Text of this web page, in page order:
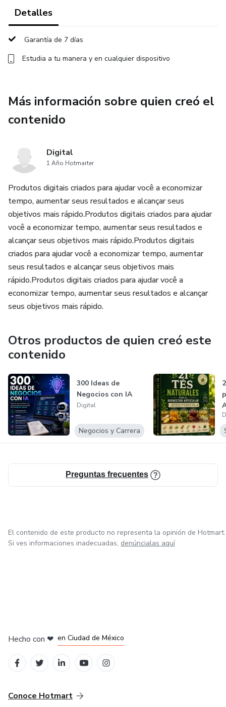
✅ Plantillas listas de propuesta comercial y contrato de
servicios para clientes.
✅ Guía de precios adaptada al mercado LATAM para que
✅ Casos prácticos reales: qué dashboards tienen más
demanda en empresas pequeñas y medianas.
mensajes listos para contactar clientes por WhatsApp y
LinkedIn.
Este no es un curso más: es la oportunidad de convertir lo
que ya aprendiste en Dashboards en Minutos en dinero
extra real 💵.
🌎 El mercado latino está lleno de negocios que necesitan
dashboards profesionales y no cuentan con un analista de
datos interno. Esa es tu oportunidad para ofrecer un
servicio rápido, accesible y de alto impacto.
Y lo mejor: no necesitas ser un experto. Con las plantillas y
empaquetar y entregar tu servicio como un profesional.
👉 Acceso inmediato, pago único y garantía de 30 días.
Si después de probarlo sientes que no es para ti,
simplemente nos escribes y te devolvemos el 100% de
tu inversión.
Detalles
Garantía de 7 días
Estudia a tu manera y en cualquier dispositivo
Más información sobre quien creó el
contenido
Digital
1 Año Hotmarter
Produtos digitais criados para ajudar você a economizar
tempo, aumentar seus resultados e alcançar seus
objetivos mais rápido.Produtos digitais criados para ajudar
você a economizar tempo, aumentar seus resultados e
alcançar seus objetivos mais rápido.Produtos digitais
criados para ajudar você a economizar tempo, aumentar
seus resultados e alcançar seus objetivos mais
rápido.Produtos digitais criados para ajudar você a
economizar tempo, aumentar seus resultados e alcançar
seus objetivos mais rápido.
Otros productos de quien creó este
contenido
300 Ideas de
Negocios con IA
Digital
Negocios y Carrera
Preguntas frecuentes
El contenido de este producto no representa la opinión de Hotmart.
Si ves informaciones inadecuadas, denúncialas aquí
Hecho con ❤ en Ciudad de México
Conoce Hotmart